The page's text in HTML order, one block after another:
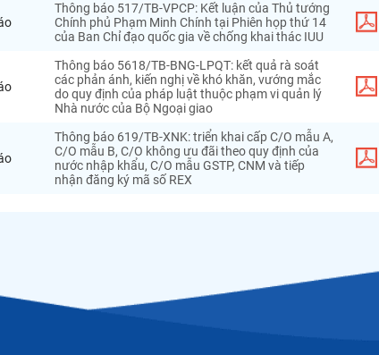
Thông báo 517/TB-VPCP: Kết luận của Thủ tướng
Chính phủ Phạm Minh Chính tại Phiên họp thứ 14
của Ban Chỉ đạo quốc gia về chống khai thác IUU
Thông báo 5618/TB-BNG-LPQT: kết quả rà soát
các phản ánh, kiến nghị về khó khăn, vướng mắc
do quy định của pháp luật thuộc phạm vi quản lý
Nhà nước của Bộ Ngoại giao
Thông báo 619/TB-XNK: triển khai cấp C/O mẫu A,
C/O mẫu B, C/O không ưu đãi theo quy định của
nước nhập khẩu, C/O mẫu GSTP, CNM và tiếp
nhận đăng ký mã số REX